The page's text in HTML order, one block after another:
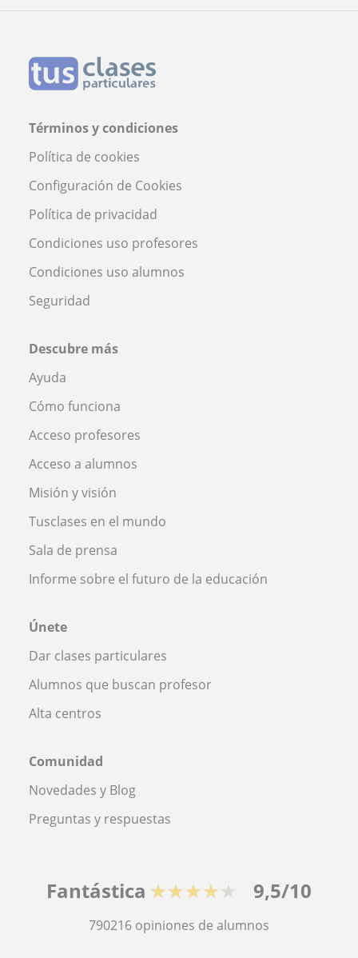
Términos y condiciones
Política de cookies
Configuración de Cookies
Política de privacidad
Condiciones uso profesores
Condiciones uso alumnos
Seguridad
Descubre más
Ayuda
Cómo funciona
Acceso profesores
Acceso a alumnos
Misión y visión
Tusclases en el mundo
Sala de prensa
Informe sobre el futuro de la educación
Únete
Dar clases particulares
Alumnos que buscan profesor
Alta centros
Comunidad
Novedades y Blog
Preguntas y respuestas
Fantástica ★★★★★ 9,5/10
790216 opiniones de alumnos